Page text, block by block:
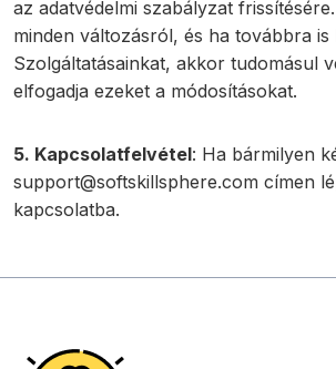
az adatvédelmi szabályzat
minden változásról, és ha továbbra is
Szolgáltatásainkat, akkor tudomásul
elfogadja ezeket a módosításokat.
5. Kapcsolatfelvétel: Ha bármilyen
support@softskillsphere.com címen
kapcsolatba.